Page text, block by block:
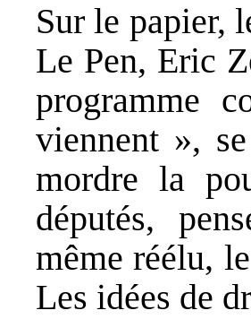
Sur le papier,
Le Pen, Eric
programme
viennent »,
mordre la
députés,
même réélu,
Les idées de